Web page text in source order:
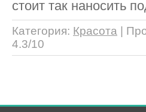
стоит так наносить
Категория: Красота
4.3/10